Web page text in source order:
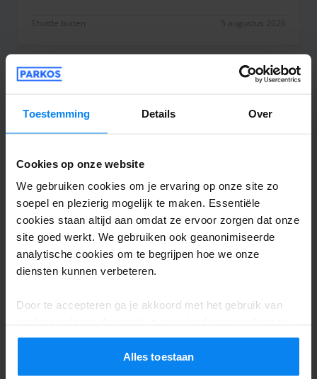
Toestemming Details Over
Cookies op onze website
We gebruiken cookies om je ervaring op onze site zo
soepel en plezierig mogelijk te maken. Essentiële
cookies staan altijd aan omdat ze ervoor zorgen dat onze
site goed werkt. We gebruiken ook geanonimiseerde
analytische cookies om te begrijpen hoe we onze
diensten kunnen verbeteren.
Door te accepteren ga je akkoord met het gebruik van
instellingen op elk moment aanpassen. Bekijk voor alle
Privacybeleid.
Alles toestaan
Shuttle buiten 5 augustus 2026
Anoniem 6
Geparkeerd van 24/07/2026 tot 4/08/2026
personen wilde hij niet meenemen in een
busje. Vervolgens bij moeten betalen
anders mocht alleen de chauffeur mee. Er
stonden nog 5 mensen te wachten op het
vliegveld die mee wilden maar die
negeerde hij en liet ze ook nog eens staan
plek had want nu reed hij enkel met ons
Botte en onvriendelijke chauffeur! 5 personen